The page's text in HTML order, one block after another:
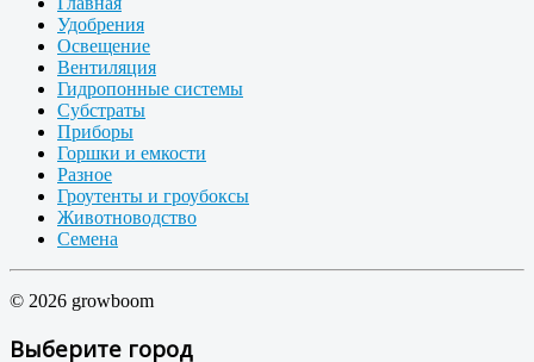
Удобрения
Освещение
Вентиляция
Гидропонные системы
Субстраты
Приборы
Горшки и емкости
Разное
Гроутенты и гроубоксы
Животноводство
Семена
© 2026 growboom
Выберите город